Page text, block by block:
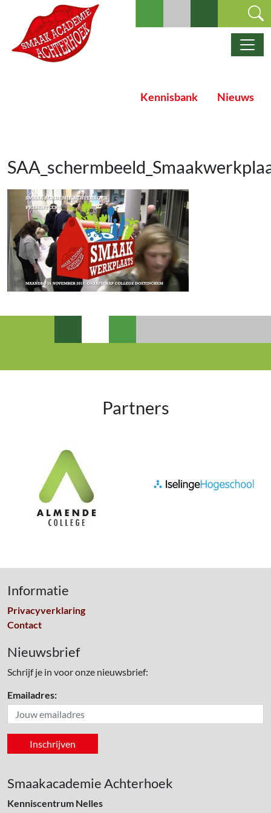
Ga naar de inhoud
Hoofdnavigatie
Kennisbank Nieuws
Partners
Informatie
Privacyverklaring
Contact
Nieuwsbrief
Schrijf je in voor onze nieuwsbrief:
Emailadres:
Smaakacademie Achterhoek
Kenniscentrum Nelles